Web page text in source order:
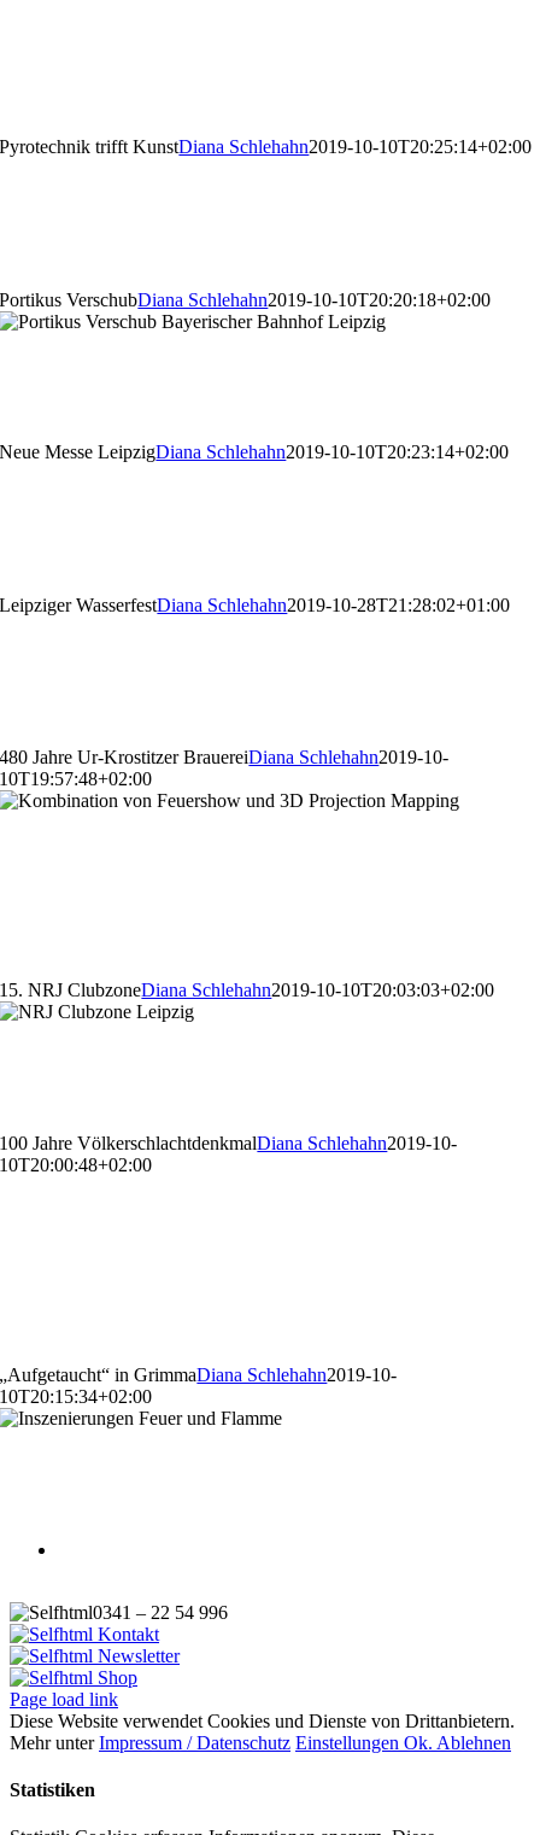
Pyrotechnik trifft KunstDiana Schlehahn2019-10-10T20:25:14+02:00
Portikus VerschubDiana Schlehahn2019-10-10T20:20:18+02:00
Neue Messe LeipzigDiana Schlehahn2019-10-10T20:23:14+02:00
Leipziger WasserfestDiana Schlehahn2019-10-28T21:28:02+01:00
480 Jahre Ur-Krostitzer BrauereiDiana Schlehahn2019-10-
10T19:57:48+02:00
15. NRJ ClubzoneDiana Schlehahn2019-10-10T20:03:03+02:00
100 Jahre VölkerschlachtdenkmalDiana Schlehahn2019-10-
10T20:00:48+02:00
„Aufgetaucht“ in GrimmaDiana Schlehahn2019-10-
10T20:15:34+02:00
0341 – 22 54 996
Kontakt
Newsletter
Shop
Page load link
Diese Website verwendet Cookies und Dienste von Drittanbietern.
Mehr unterImpressum / Datenschutz Einstellungen Ok. Ablehnen
Statistiken